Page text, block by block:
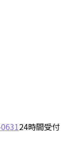
24時間受付